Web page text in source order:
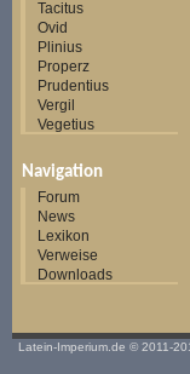
Tacitus
Ovid
Plinius
Properz
Prudentius
Vergil
Vegetius
Navigation
Forum
News
Lexikon
Verweise
Downloads
Latein-Imperium.de © 2011-